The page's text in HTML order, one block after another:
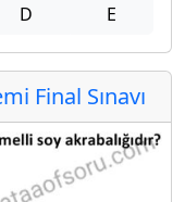
D E
Final Sınavı